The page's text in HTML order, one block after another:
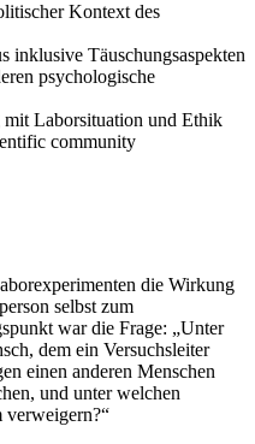
Kontext des
inklusive Täuschungsaspekten
psychologische
mit Laborsituation und Ethik
community
die Wirkung
selbst zum
war die Frage: „Unter
dem ein Versuchsleiter
einen anderen Menschen
und unter welchen
verweigern?“